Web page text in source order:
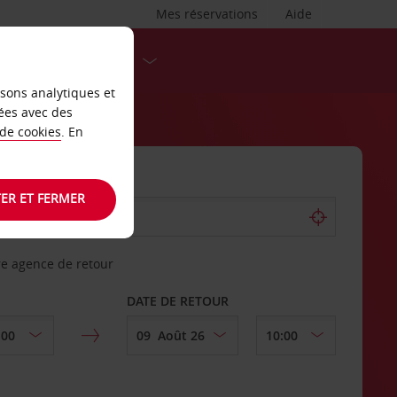
Aide
Mes réservations
agence de retour
DATE DE RETOUR
analytiques et
avec des
cookies. En
ET FERMER